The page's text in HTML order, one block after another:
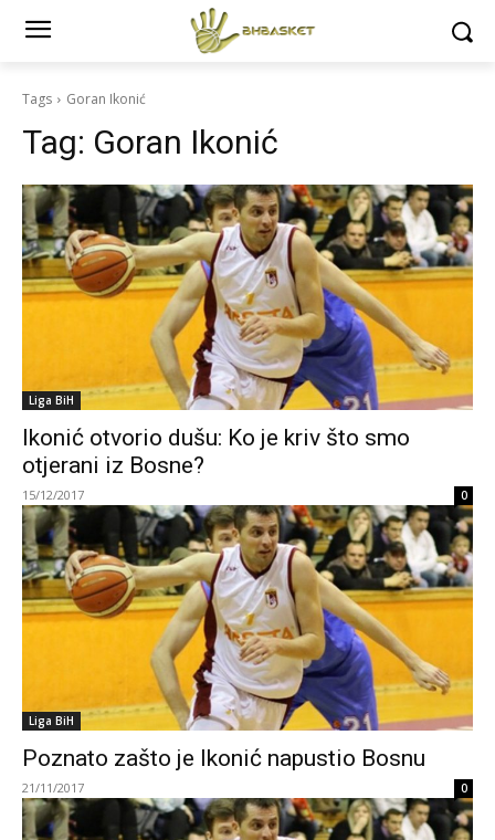
Tags Goran Ikonić
Tag: Goran Ikonić
Liga BiH
Ikonić otvorio dušu: Ko je kriv što smo
otjerani iz Bosne?
15/12/2017 0
Liga BiH
Poznato zašto je Ikonić napustio Bosnu
21/11/2017 0